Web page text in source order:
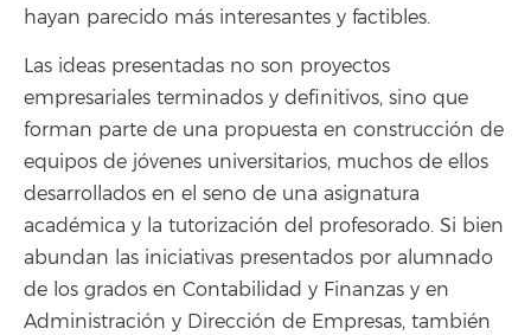
hayan parecido más interesantes y factibles.
Las ideas presentadas no son proyectos
empresariales terminados y definitivos, sino que
forman parte de una propuesta en construcción de
equipos de jóvenes universitarios, muchos de ellos
desarrollados en el seno de una asignatura
académica y la tutorización del profesorado. Si bien
abundan las iniciativas presentados por alumnado
de los grados en Contabilidad y Finanzas y en
Administración y Dirección de Empresas, también